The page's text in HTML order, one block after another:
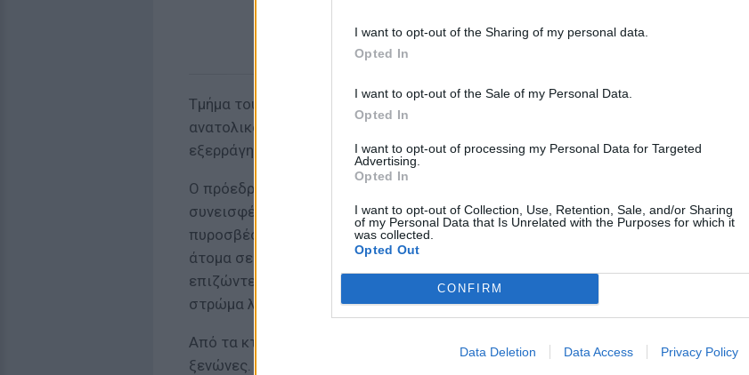
I want to opt-out of the Sharing of my personal data.
Opted In
I want to opt-out of the Sale of my Personal Data.
Opted In
I want to opt-out of processing my Personal Data for Targeted
Advertising.
Opted In
I want to opt-out of Collection, Use, Retention, Sale, and/or Sharing
of my Personal Data that Is Unrelated with the Purposes for which it
was collected.
Opted Out
CONFIRM
Data Deletion Data Access Privacy Policy
Τμήμα του κύριου αγωγού φυσικού αερίου της Κίνας που ενώνει το
ανατολικό με το δυτικό κομμάτι της χώρας και που βρίσκεται στην περιοχή
εξερράγη, είπε το επίσημο τηλεοπτικό κανάλι της Κίνας (CCTV).
Ο πρόεδρος Λι Κετσιάνγκ ζήτησε από όλες τις τοπικές δυνάμεις να
συνεισφέρουν στη διάσωση. Μεταξύ άλλων, στην περιοχή βρίσκονται 500
πυροσβέστες και 30 σκυλιά, για να βρουν τυχόν επιζώντες. Εκατοντάδες
άτομα σε σωστικά συνεργεία ψάχνουν μέσα από τα ερείπια για να βρουν
επιζώντες, καθώς η κατολίσθηση έχει καλύψει πολλά κτίρια με ένα παχύ
στρώμα λάσπης.
Από τα κτίρια που καταστράφηκαν, 14 ήταν εργοστάσια, 13 γραφεία και 3
ξενώνες.